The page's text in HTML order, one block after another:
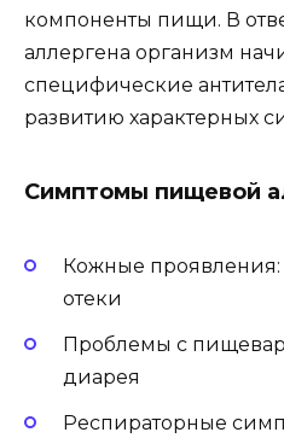
компоненты пищи. В
аллергена организм
специфические
развитию характерных
Симптомы пищевой
Кожные проявления:
отеки
Проблемы с
диарея
Респираторные